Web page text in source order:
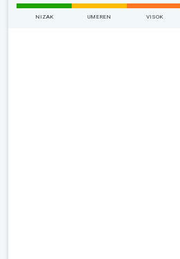
NIZAK UMEREN VISOK